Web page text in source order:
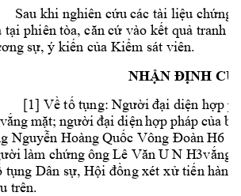
Sau khi nghiên cứu các tài liệu chứng
tại phiên tòa, căn cứ vào kết quả tranh
sự, ý kiến của Kiểm sát viên.
NHẬN ĐỊNH CỦ
[1] Về tố tụng: Người đại diện hợp
vắng mặt; người đại diện hợp pháp của bị
Nguyễn Hoàng Quốc Vông Đoàn H6
ời làm chứng ông Lê Văn U N H3vắng
tụng Dân sự, Hội đồng xét xử tiến
trên.